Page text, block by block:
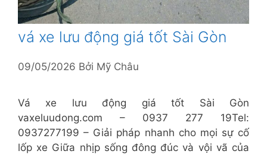
vá xe lưu động giá tốt Sài Gòn
09/05/2026 Bởi Mỹ Châu
Vá xe lưu động giá tốt Sài Gòn
vaxeluudong.com – 0937 277 19Tel:
0937277199 – Giải pháp nhanh cho mọi sự cố
lốp xe Giữa nhịp sống đông đúc và vội vã của